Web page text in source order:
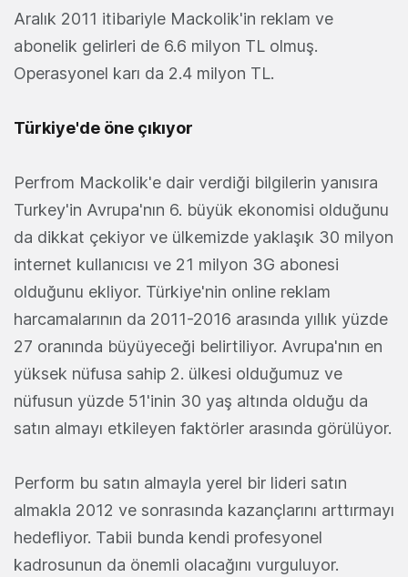
Aralık 2011 itibariyle Mackolik'in reklam ve
abonelik gelirleri de 6.6 milyon TL olmuş.
Operasyonel karı da 2.4 milyon TL.
Türkiye'de öne çıkıyor
Perfrom Mackolik'e dair verdiği bilgilerin yanısıra
Turkey'in Avrupa'nın 6. büyük ekonomisi olduğunu
da dikkat çekiyor ve ülkemizde yaklaşık 30 milyon
internet kullanıcısı ve 21 milyon 3G abonesi
olduğunu ekliyor. Türkiye'nin online reklam
harcamalarının da 2011-2016 arasında yıllık yüzde
27 oranında büyüyeceği belirtiliyor. Avrupa'nın en
yüksek nüfusa sahip 2. ülkesi olduğumuz ve
nüfusun yüzde 51'inin 30 yaş altında olduğu da
satın almayı etkileyen faktörler arasında görülüyor.
Perform bu satın almayla yerel bir lideri satın
almakla 2012 ve sonrasında kazançlarını arttırmayı
hedefliyor. Tabii bunda kendi profesyonel
kadrosunun da önemli olacağını vurguluyor.